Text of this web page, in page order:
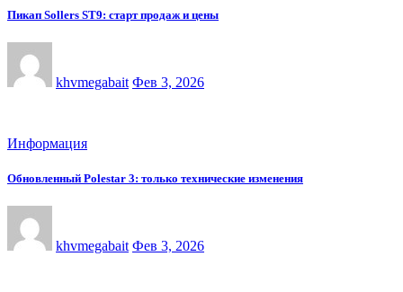
Пикап Sollers ST9: старт продаж и цены
khvmegabait Фев 3, 2026
Информация
Обновленный Polestar 3: только технические изменения
khvmegabait Фев 3, 2026